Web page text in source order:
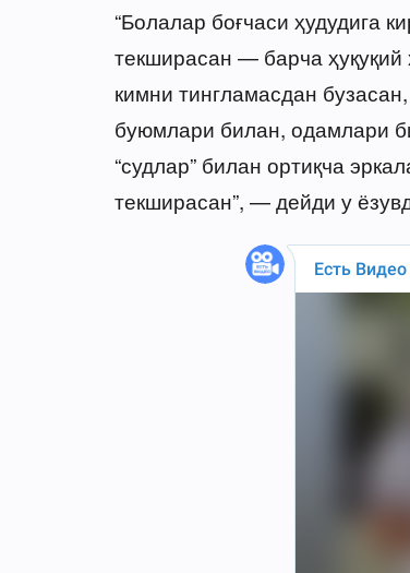
“Болалар боғчаси ҳудудига
текширасан — барча
кимни тингламасдан
буюмлари билан, одамлари
“судлар” билан ортиқча
текширасан”, — дейди у